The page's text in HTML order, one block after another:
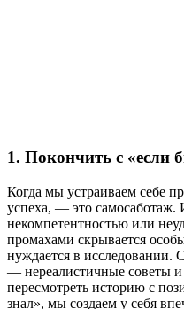
1. Покончить с «если
Когда мы устраиваем себе
успеха, — это самосаботаж.
некомпетентностью или
промахами скрывается
нуждается в исследовании.
— нереалистичные советы
пересмотреть историю с
знал», мы создаем у себя